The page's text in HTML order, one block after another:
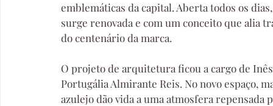
emblemáticas da capital. Aberta todos os
surge renovada e com um conceito que alia
do centenário da marca.
O projeto de arquitetura ficou a cargo de
Portugália Almirante Reis. No novo espaço,
azulejo dão vida a uma atmosfera repensada